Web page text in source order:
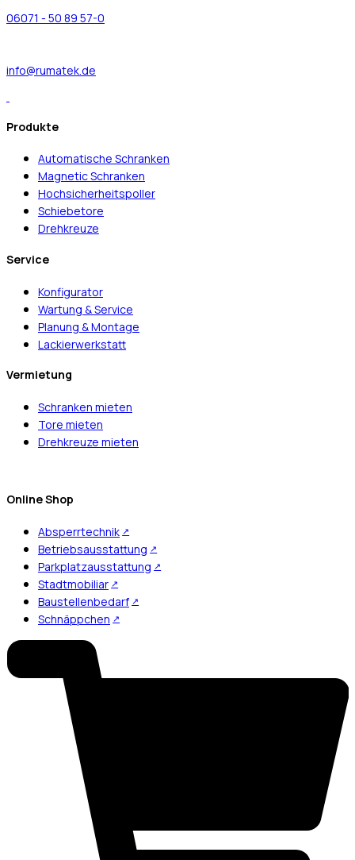
06071 - 50 89 57-0
info@rumatek.de
Produkte
Automatische Schranken
Magnetic Schranken
Hochsicherheitspoller
Schiebetore
Drehkreuze
Service
Konfigurator
Wartung & Service
Planung & Montage
Lackierwerkstatt
Vermietung
Schranken mieten
Tore mieten
Drehkreuze mieten
Online Shop
Absperrtechnik
Betriebsausstattung
Parkplatzausstattung
Stadtmobiliar
Baustellenbedarf
Schnäppchen